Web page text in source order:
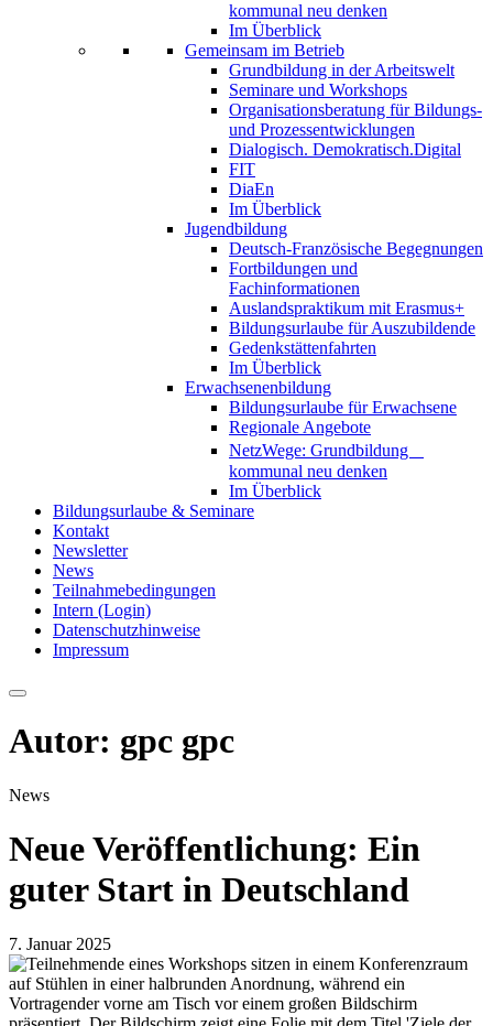
kommunal neu denken
Im Überblick
Gemeinsam im Betrieb
Grundbildung in der Arbeitswelt
Seminare und Workshops
Organisationsberatung für Bildungs-
und Prozessentwicklungen
Dialogisch. Demokratisch.Digital
FIT
DiaEn
Im Überblick
Jugendbildung
Deutsch-Französische Begegnungen
Fortbildungen und
Fachinformationen
Auslandspraktikum mit Erasmus+
Bildungsurlaube für Auszubildende
Gedenkstättenfahrten
Im Überblick
Erwachsenenbildung
Bildungsurlaube für Erwachsene
Regionale Angebote
NetzWege: Grundbildung
kommunal neu denken
Im Überblick
Bildungsurlaube & Seminare
Kontakt
Newsletter
News
Teilnahmebedingungen
Intern (Login)
Datenschutzhinweise
Impressum
Autor: gpc gpc
News
Neue Veröffentlichung: Ein
guter Start in Deutschland
7. Januar 2025